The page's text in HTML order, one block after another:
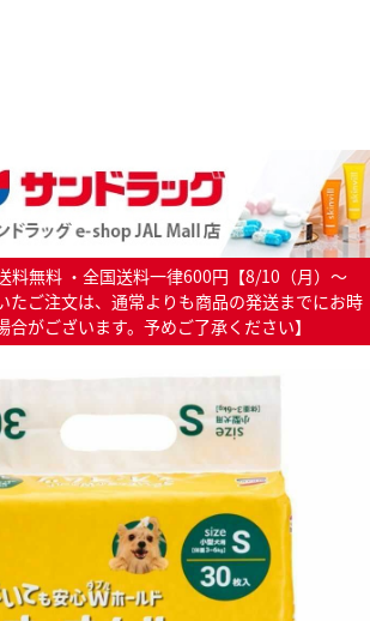
料無料 ・全国送料一律600円【8/10（月）～
たご注文は、通常よりも商品の発送までにお時
合がございます。予めご了承ください】